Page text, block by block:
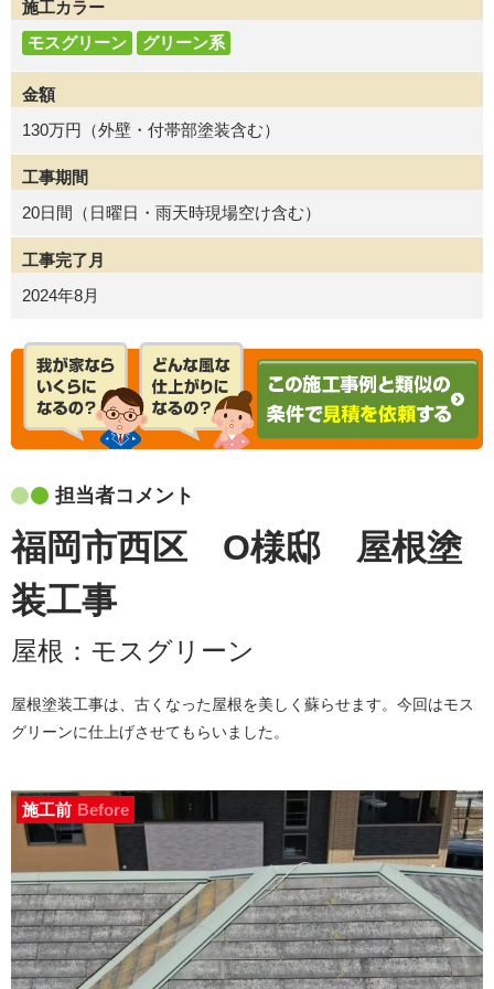
施工カラー
モスグリーン
グリーン系
金額
130万円（外壁・付帯部塗装含む）
工事期間
20日間（日曜日・雨天時現場空け含む）
工事完了月
2024年8月
担当者コメント
福岡市西区 O様邸 屋根塗
装工事
屋根： モスグリーン
屋根塗装工事は、古くなった屋根を美しく蘇らせます。今回はモス
グリーンに仕上げさせてもらいました。
施工前 Before